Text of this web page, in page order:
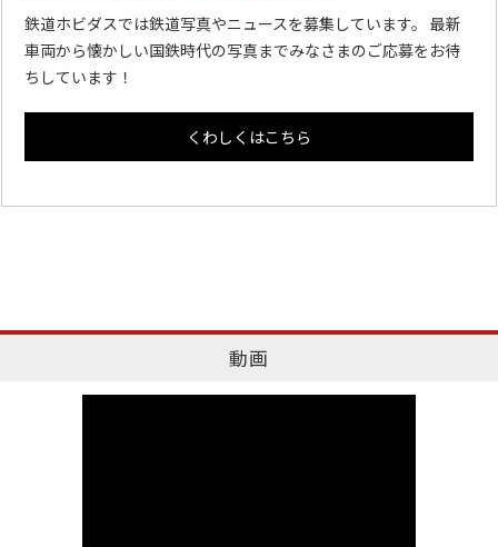
鉄道ホビダスでは鉄道写真やニュースを募集しています。 最新
車両から懐かしい国鉄時代の写真までみなさまのご応募をお待
ちしています！
くわしくはこちら
動画